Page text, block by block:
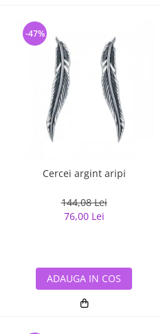
Cercei argint aripi
144,08 Lei
76,00 Lei
-47%
ADAUGA IN COS